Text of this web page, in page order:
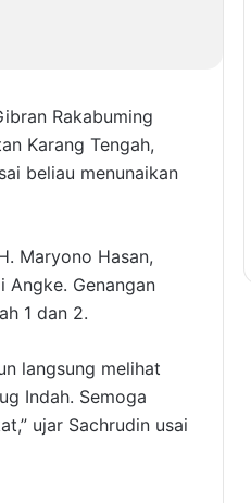
Rakabuming
Karang Tengah,
beliau menunaikan
Maryono Hasan,
Angke. Genangan
1 dan 2.
langsung melihat
Indah. Semoga
ujar Sachrudin usai